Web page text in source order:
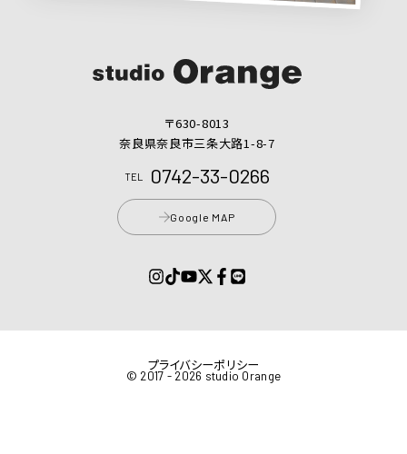
〒630-8013
奈良県奈良市三条大路1-8-7
TEL 0742-33-0266
Google MAP
© 2017 - 2026 studio Orange
プライバシーポリシー